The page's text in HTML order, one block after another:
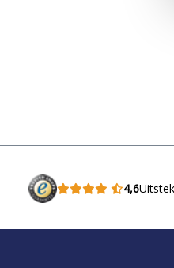
4,6